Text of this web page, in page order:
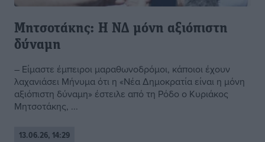
Μητσοτάκης: Η ΝΔ μόνη αξιόπιστη
δύναμη
– Είμαστε έμπειροι μαραθωνοδρόμοι, κάποιοι έχουν
λαχανιάσει Μήνυμα ότι η «Νέα Δημοκρατία είναι η μόνη
αξιόπιστη δύναμη» έστειλε από τη Ρόδο ο Κυριάκος
Μητσοτάκης, ...
13.06.26, 14:29